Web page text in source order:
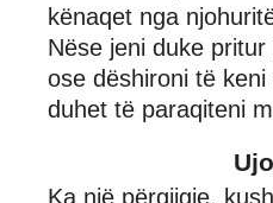
kënaqet nga
Nëse jeni duke
ose dëshironi të
duhet të paraqiteni
Ka një përgjigje,